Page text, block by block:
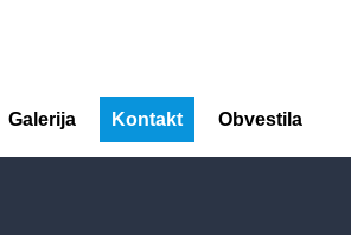
Galerija Kontakt Obvestila